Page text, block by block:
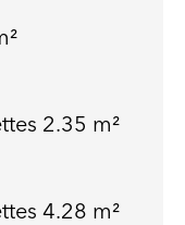
2.35 m²
4.28 m²